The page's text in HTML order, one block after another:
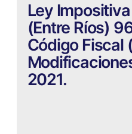
Ley
(Entre Ríos)
Código Fiscal
2021.